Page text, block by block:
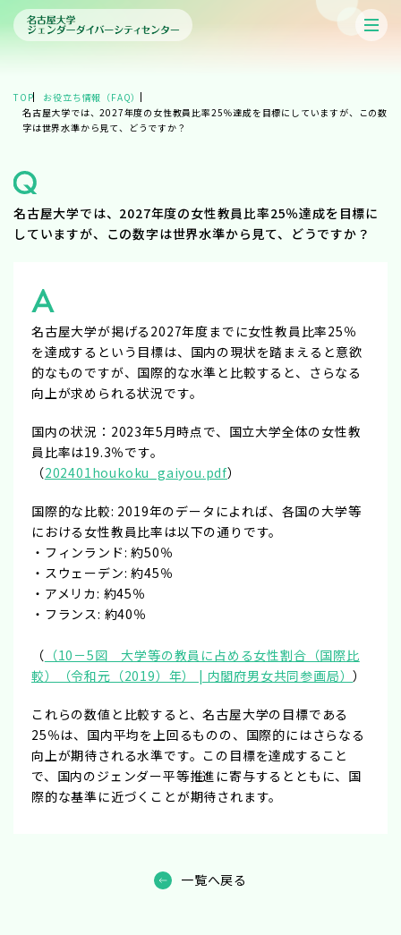
TOP
お役立ち情報（FAQ）
名古屋大学では、2027年度の女性教員比率25％達成を目標にしていますが、この数
字は世界水準から見て、どうですか？
名古屋大学では、2027年度の女性教員比率25％達成を目標に
していますが、この数字は世界水準から見て、どうですか？
名古屋大学が掲げる2027年度までに女性教員比率25％
を達成するという目標は、国内の現状を踏まえると意欲
的なものですが、国際的な水準と比較すると、さらなる
向上が求められる状況です。
国内の状況：2023年5月時点で、国立大学全体の女性教
員比率は19.3％です。
（202401houkoku_gaiyou.pdf）
国際的な比較: 2019年のデータによれば、各国の大学等
における女性教員比率は以下の通りです。
・フィンランド: 約50％
・スウェーデン: 約45％
・アメリカ: 約45％
・フランス: 約40％
（ （10－5図 大学等の教員に占める女性割合（国際比
較）（令和元（2019）年） | 内閣府男女共同参画局））
これらの数値と比較すると、名古屋大学の目標である
25％は、国内平均を上回るものの、国際的にはさらなる
向上が期待される水準です。この目標を達成すること
で、国内のジェンダー平等推進に寄与するとともに、国
際的な基準に近づくことが期待されます。
一覧へ戻る